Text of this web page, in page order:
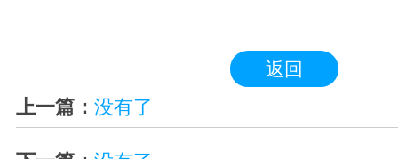
返回
上一篇： 没有了